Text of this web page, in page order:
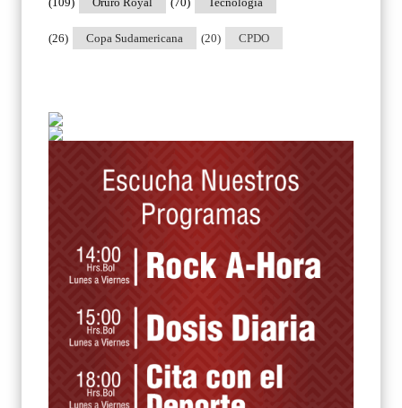
Copa Sudamericana
(26) CPDO
(20)